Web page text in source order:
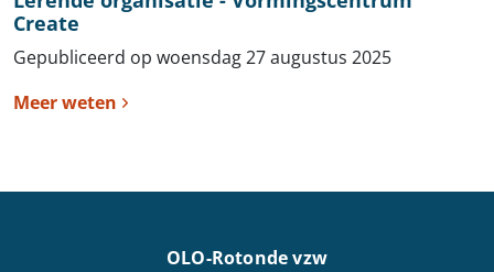
Create
Gepubliceerd op woensdag 27 augustus 2025
Meer weten
OLO-Rotonde vzw